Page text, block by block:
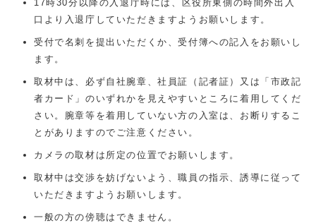
17時30分以降の入退庁時には、区役所東側の時間外出入
口より入退庁していただきますようお願いします。
受付で名刺を提出いただくか、受付簿への記入をお願いし
ます。
取材中は、必ず自社腕章、社員証（記者証）又は「市政記
者カード」のいずれかを見えやすいところに着用してくだ
さい。腕章等を着用していない方の入室は、お断りするこ
とがありますのでご注意ください。
カメラの取材は所定の位置でお願いします。
取材中は交渉を妨げないよう、職員の指示、誘導に従って
いただきますようお願いします。
一般の方の傍聴はできません。